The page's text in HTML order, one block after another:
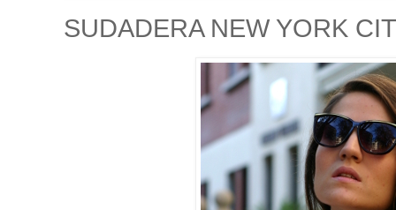
SUDADERA NEW YORK